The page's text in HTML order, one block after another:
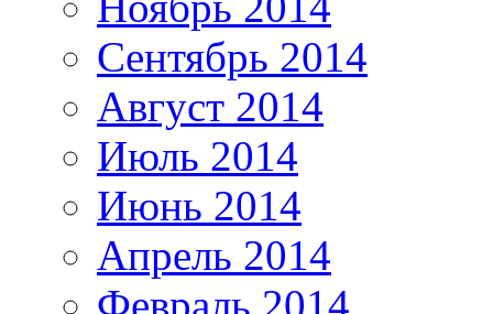
Сентябрь 2014
Август 2014
Июль 2014
Июнь 2014
Апрель 2014
Февраль 2014